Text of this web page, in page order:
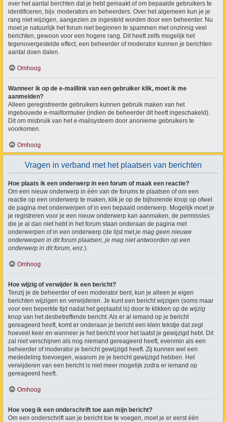
over het aantal berchten dat je hebt gemaakt of om bepaalde gebruikers te
identificeren, bijv. moderators en beheerders. Over het algemeen kun je je
rang niet wijzigen, aangezien ze ingesteld worden door een beheerder. Nu
moet je natuurlijk het forum niet beginnen te spammen met onzinnig veel
berichten, gewoon voor een hogere rang. Dit heeft zelfs mogelijk het
tegenovergestelde effect, een beheerder of moderator kunnen je berichten
aantal doen dalen.
Omhoog
Wanneer ik op de e-maillink van een gebruiker klik, moet ik me
aanmelden?
Alleen geregistreerde gebruikers kunnen gebruik maken van het
ingebouwde e-mailformulier (indien de beheerder dit heeft ingeschakeld).
Dit om misbruik van het e-mailsysteem door anonieme gebruikers te
voorkomen.
Omhoog
Vragen in verband met het plaatsen van berichten
Hoe plaats ik een onderwerp in een forum of maak een reactie?
Om een nieuw onderwerp in één van de forums te plaatsen of om een
reactie op een onderwerp te maken, klik je op de bijhorende knop op ofwel
de pagina met onderwerpen of in een bepaald onderwerp. Mogelijk moet je
je registreren voor je een nieuw onderwerp kan aanmaken, de permissies
die je al dan niet hebt in het forum staan onderaan de pagina met
onderwerpen of in een onderwerp (de lijst metje mag geen nieuwe
onderwerpen in dit forum plaatsen, je mag niet antwoorden op een
onderwerp in dit forum, enz.).
Omhoog
Hoe wijzig of verwijder ik een bericht?
Tenzij je de beheerder of een moderator bent, kun je alleen je eigen
berichten wijzigen en verwijderen. Je kunt een bericht wijzigen (soms maar
voor een beperkte tijd nadat het geplaatst is) door te klikken op de wijzig
knop van het desbetreffende bericht. Als er al iemand op je bericht
gereageerd heeft, komt er onderaan je bericht een klein tekstje dat zegt
hoeveel keer en wanneer je het bericht voor het laatst je gewijzigd hebt. Dit
zal niet verschijnen als nog niemand gereageerd heeft, evenmin als een
beheerder of moderator je bericht gewijzigd heeft. Zij kunnen wel een
mededeling toevoegen, waarom ze je bericht gewijzigd hebben. Het
verwijderen van een bericht is niet meer mogelijk zodra er iemand op
gereageerd heeft.
Omhoog
Hoe voeg ik een onderschrift toe aan mijn bericht?
Om een onderschrift aan je bericht toe te voegen, moet je er eerst één